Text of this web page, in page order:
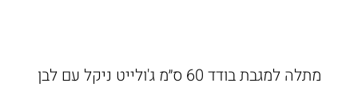
מתלה למגבת בודד 60 ס״מ ג'ולייט ניקל עם לבן